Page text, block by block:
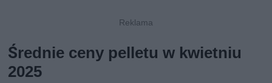
Średnie ceny pelletu w kwietniu
2025